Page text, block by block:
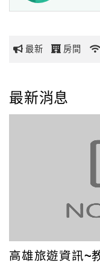
玩
玩
樂
顧
展、高速鐵路的正式
傳統歡迎您的蒞臨。
京城大飯店店特色
．提供比平日更便宜
．絕佳地理位置，面
蓮池潭、科工館、
打破網路訂房不確定
最新 房間
最新消息
高雄旅遊資訊~